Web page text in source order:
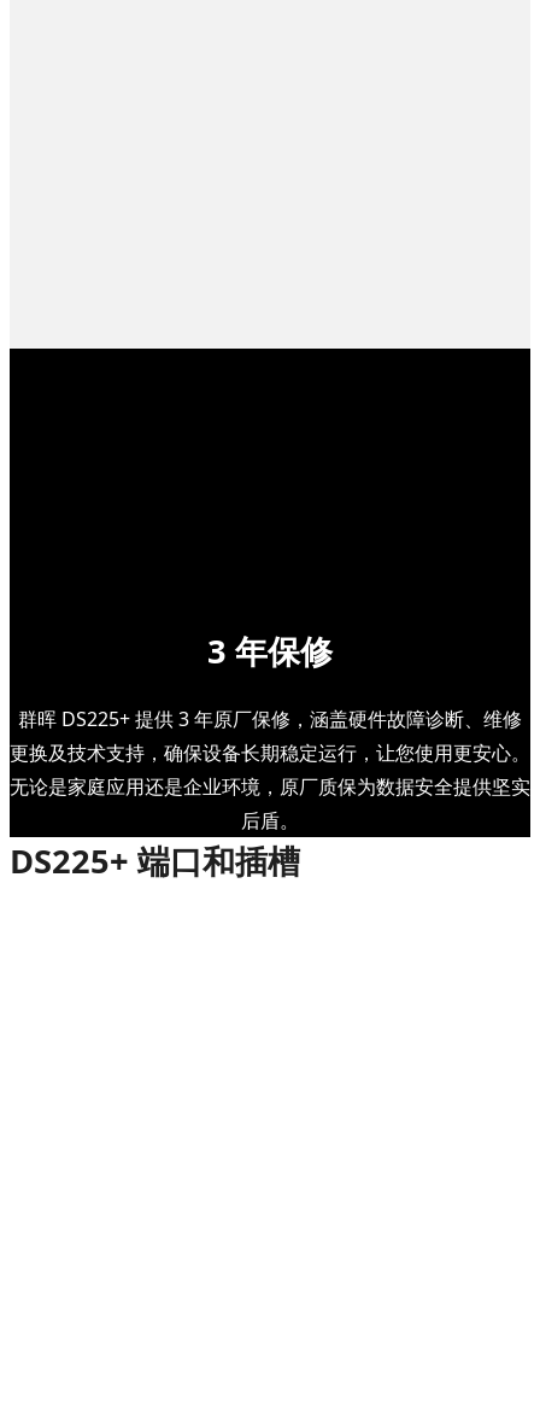
3 年保修
群晖 DS225+ 提供 3 年原厂保修，涵盖硬件故障诊断、维修
更换及技术支持，确保设备长期稳定运行，让您使用更安心。
无论是家庭应用还是企业环境，原厂质保为数据安全提供坚实
后盾。
DS225+ 端口和插槽